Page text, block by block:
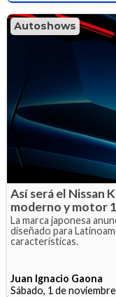
Autoshows
Así será el Nissan
moderno y motor
La marca japonesa
diseñado para
características.
Juan Ignacio Gaona
Sábado, 1 de